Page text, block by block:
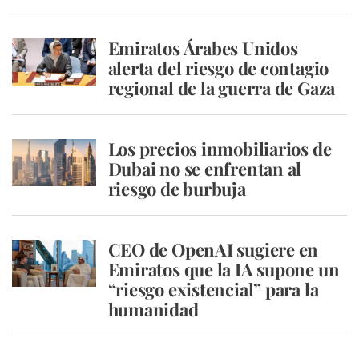
Emiratos Árabes Unidos
alerta del riesgo de contagio
regional de la guerra de Gaza
Los precios inmobiliarios de
Dubai no se enfrentan al
riesgo de burbuja
CEO de OpenAI sugiere en
Emiratos que la IA supone un
“riesgo existencial” para la
humanidad